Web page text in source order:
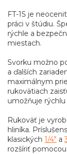
FT-1S je
práci v štúdiu.
rýchle a
miestach.
Svorku možno
a ďalších
maximálnym
rukovätiach
umožňuje
Rukoväť je
hliníka.
klasických 1/4" a
rozšíriť